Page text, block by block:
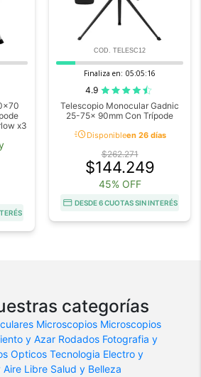
x3
COD. TELESC12
Finaliza en: 05:05:16
4.9
Telescopio Monocular Gadnic
25-75x 90mm Con Trípode
acuteDisponibleen 26 días
$262.271
$144.249
45% OFF
DESDE 6 CUOTAS SIN INTERÉS
categorías
Microscopios Microscopios
y Azar Rodados Fotografia y
Opticos Tecnologia Electro y
Aire Libre Salud y Belleza